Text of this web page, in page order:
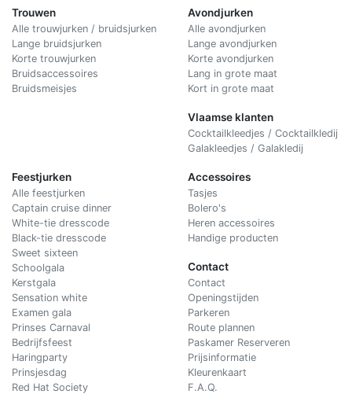
Trouwen
Alle trouwjurken / bruidsjurken
Lange bruidsjurken
Korte trouwjurken
Bruidsaccessoires
Bruidsmeisjes
Avondjurken
Alle avondjurken
Lange avondjurken
Korte avondjurken
Lang in grote maat
Kort in grote maat
Vlaamse klanten
Cocktailkleedjes / Cocktailkledij
Galakleedjes / Galakledij
Feestjurken
Alle feestjurken
Captain cruise dinner
White-tie dresscode
Black-tie dresscode
Sweet sixteen
Schoolgala
Kerstgala
Sensation white
Examen gala
Prinses Carnaval
Bedrijfsfeest
Haringparty
Prinsjesdag
Red Hat Society
Accessoires
Tasjes
Bolero's
Heren accessoires
Handige producten
Contact
Contact
Openingstijden
Parkeren
Route plannen
Paskamer Reserveren
Prijsinformatie
Kleurenkaart
F.A.Q.